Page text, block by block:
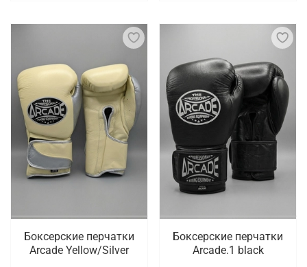
Боксерские перчатки
Arcade Yellow/Silver
Боксерские перчатки
Arcade.1 black